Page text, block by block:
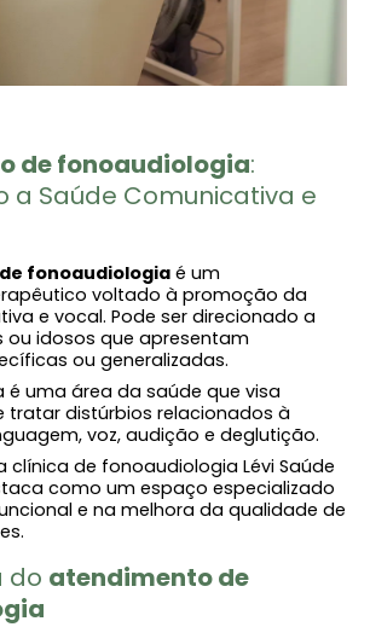
de fonoaudiologia​:
a Saúde Comunicativa e
fonoaudiologia​ é um
voltado à promoção da
e vocal. Pode ser direcionado a
ou idosos que apresentam
ou generalizadas.
é uma área da saúde que visa
tratar distúrbios relacionados à
voz, audição e deglutição.
clínica de fonoaudiologia Lévi Saúde
como um espaço especializado
e na melhora da qualidade de
do atendimento de